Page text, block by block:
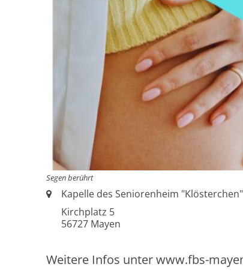
Segen berührt
Ort:Kapelle des Seniorenheim "Klösterchen"
Kirchplatz 5
56727 Mayen
Weitere Infos unter www.fbs-